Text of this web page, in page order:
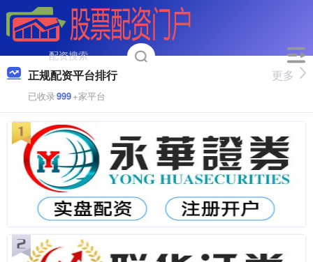
正规配资平台排行
已收录999+家平台
更多